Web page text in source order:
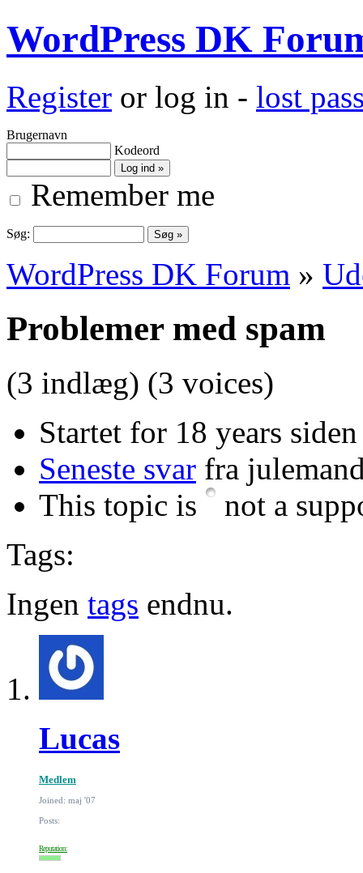
WordPress DK
Register or log in - lost
Brugernavn
Kodeord
Remember me
Søg:
WordPress DK Forum »
Problemer med spam
(3 indlæg) (3 voices)
Startet for 18 years
Seneste svar fra
This topic is
not a
Tags:
Ingen tags endnu.
Lucas
Medlem
Joined: maj '07
Posts:
Reputation: